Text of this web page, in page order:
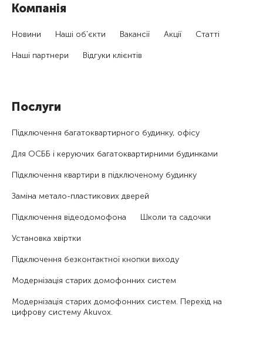
Компанія
Новини Наші об'єкти Вакансії Акції Статті
Наші партнери Відгуки клієнтів
Послуги
Підключення багатоквартирного будинку, офісу
Для ОСББ і керуючих багатоквартирними будинками
Підключення квартири в підключеному будинку
Заміна метало-пластикових дверей
Підключення відеодомофона Школи та садочки
Установка хвіртки
Підключення безконтактної кнопки виходу
Модернізація старих домофонних систем
Модернізація старих домофонних систем. Перехід на
цифрову систему Akuvox.